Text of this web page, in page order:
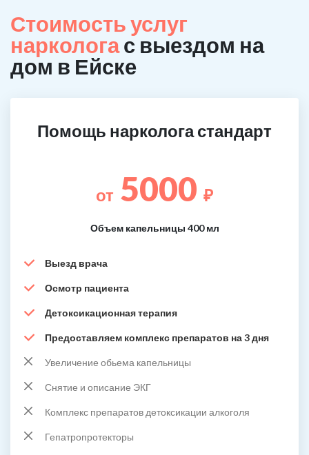
Стоимость услуг
наркологас выездом на
дом в Ейске
Помощь нарколога стандарт
от 5000 ₽
Объем капельницы 400 мл
Выезд врача
Осмотр пациента
Детоксикационная терапия
Предоставляем комплекс препаратов на 3 дня
Увеличение обьема капельницы
Снятие и описание ЭКГ
Комплекс препаратов детоксикации алкоголя
Гепатропротекторы